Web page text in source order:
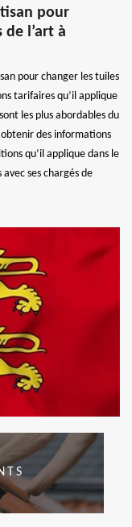
pour
de l’art à
pour changer les tuiles
tarifaires qu’il applique
les plus abordables du
des informations
qu’il applique dans le
ses chargés de